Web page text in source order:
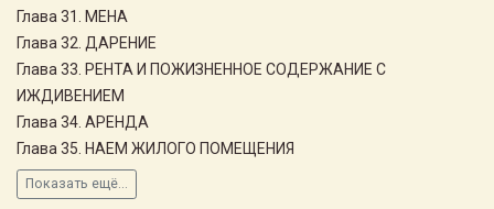
Глава 31. МЕНА
Глава 32. ДАРЕНИЕ
Глава 33. РЕНТА И ПОЖИЗНЕННОЕ СОДЕРЖАНИЕ С
ИЖДИВЕНИЕМ
Глава 34. АРЕНДА
Глава 35. НАЕМ ЖИЛОГО ПОМЕЩЕНИЯ
Показать ещё...